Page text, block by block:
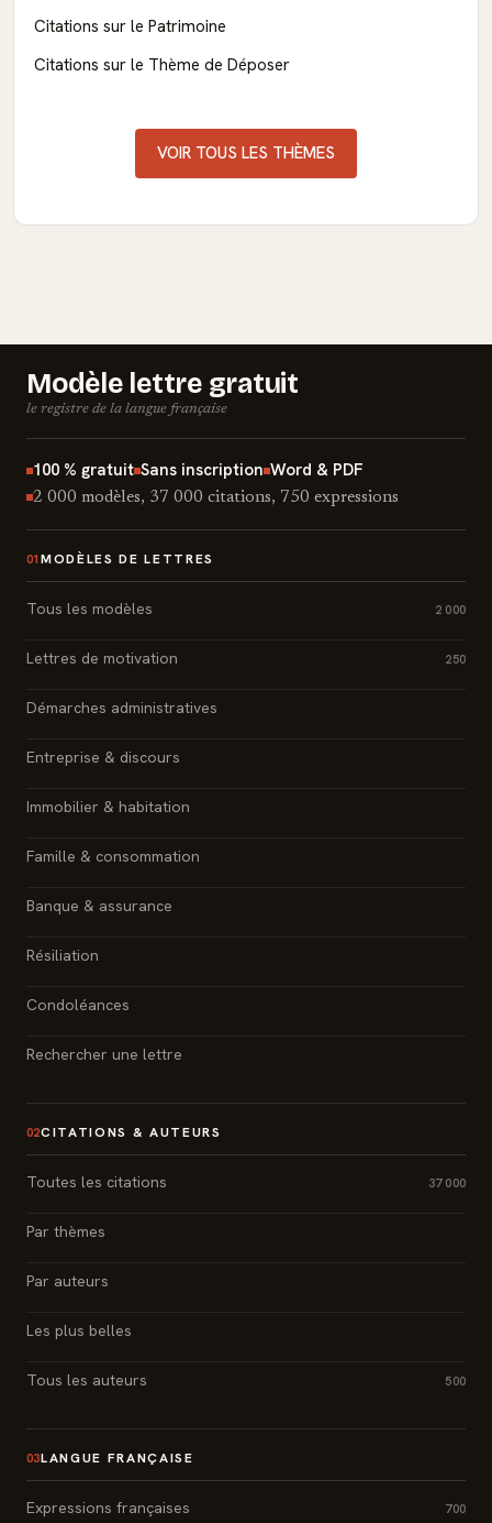
Citations sur le Patrimoine
Citations sur le Thème de Déposer
VOIR TOUS LES THÈMES
Modèle lettre gratuit
le registre de la langue française
100 % gratuit Sans inscription Word & PDF
2 000 modèles, 37 000 citations, 750 expressions
01 MODÈLES DE LETTRES
Tous les modèles 2 000
Lettres de motivation 250
Démarches administratives
Entreprise & discours
Immobilier & habitation
Famille & consommation
Banque & assurance
Résiliation
Condoléances
Rechercher une lettre
02CITATIONS & AUTEURS
Toutes les citations 37 000
Par thèmes
Par auteurs
Les plus belles
Tous les auteurs 500
03LANGUE FRANÇAISE
Expressions françaises 700